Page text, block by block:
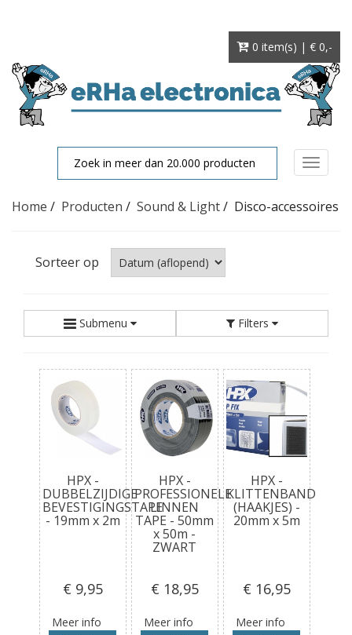
0 item(s) | € 0,-
Toggle
Home / Producten / Sound & Light/ Disco-accessoires
Sorteer op
Submenu Filters
HPX -
DUBBELZIJDIGE
BEVESTIGINGSTAPE
- 19mm x 2m
€ 9,95
Meer info
HPX -
PROFESSIONELE
LINNEN
TAPE - 50mm
x 50m -
ZWART
€ 18,95
Meer info
HPX -
KLITTENBAND
(HAAKJES) -
20mm x 5m
€ 16,95
Meer info